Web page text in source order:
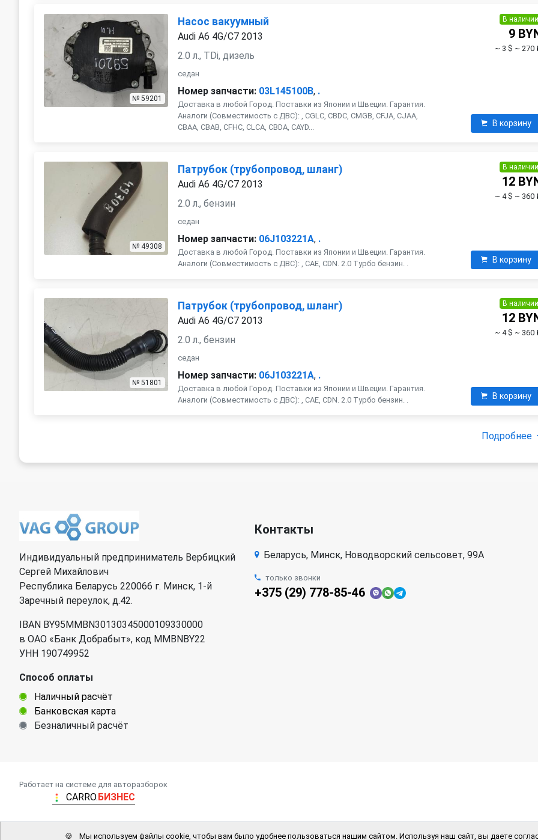
№ 59201
Насос вакуумный
Audi A6 4G/C7 2013
2.0 л., TDi, дизель
седан
Номер запчасти: 03L145100B, .
Доставка в любой Город. Поставки из Японии и Швеции. Гарантия.
Аналоги (Совместимость с ДВС): , CGLC, CBDC, CMGB, CFJA, CJAA,
CBAA, CBAB, CFHC, CLCA, CBDA, CAYD...
В наличии
9
~ 3 $ ~ 270
В корзину
№ 49308
Патрубок (трубопровод, шланг)
Audi A6 4G/C7 2013
2.0 л., бензин
седан
Номер запчасти: 06J103221A, .
Доставка в любой Город. Поставки из Японии и Швеции. Гарантия.
Аналоги (Совместимость с ДВС): , CAE, CDN. 2.0 Турбо бензин. .
В наличии
12
~ 4 $ ~ 360
В корзину
№ 51801
Патрубок (трубопровод, шланг)
Audi A6 4G/C7 2013
2.0 л., бензин
седан
Номер запчасти: 06J103221A, .
Доставка в любой Город. Поставки из Японии и Швеции. Гарантия.
Аналоги (Совместимость с ДВС): , CAE, CDN. 2.0 Турбо бензин. .
В наличии
12
~ 4 $ ~ 360
В корзину
Подробнее
Индивидуальный предприниматель Вербицкий
Сергей Михайлович
Республика Беларусь 220066 г. Минск, 1-й
Заречный переулок, д.42.
IBAN BY95MMBN30130345000109330000
в ОАО «Банк Добрабыт», код MMBNBY22
УНН 190749952
Способ оплаты
Наличный расчёт
Банковская карта
Безналичный расчёт
Контакты
Беларусь, Минск, Новодворский сельсовет, 99А
только звонки
+375 (29) 778-85-46
Работает на системе для авторазборок
CARRO.БИЗНЕС
🍪 Мы используем файлы cookie, чтобы вам было удобнее пользоваться нашим сайтом. Используя наш сайт, вы даете